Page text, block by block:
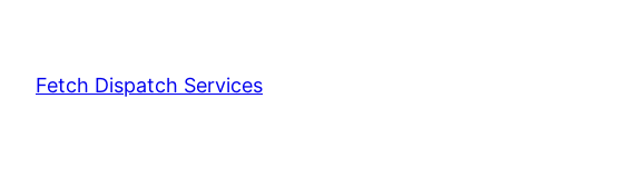
Fetch Dispatch Services